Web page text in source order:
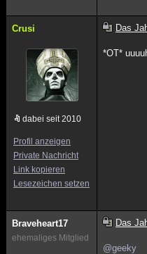
Crusi
dabei seit 2010
Profil anzeigen
Private Nachricht
Link kopieren
Lesezeichen setzen
Das
*OT*
Braveheart17
ehemaliges Mitglied
Das
@geeky